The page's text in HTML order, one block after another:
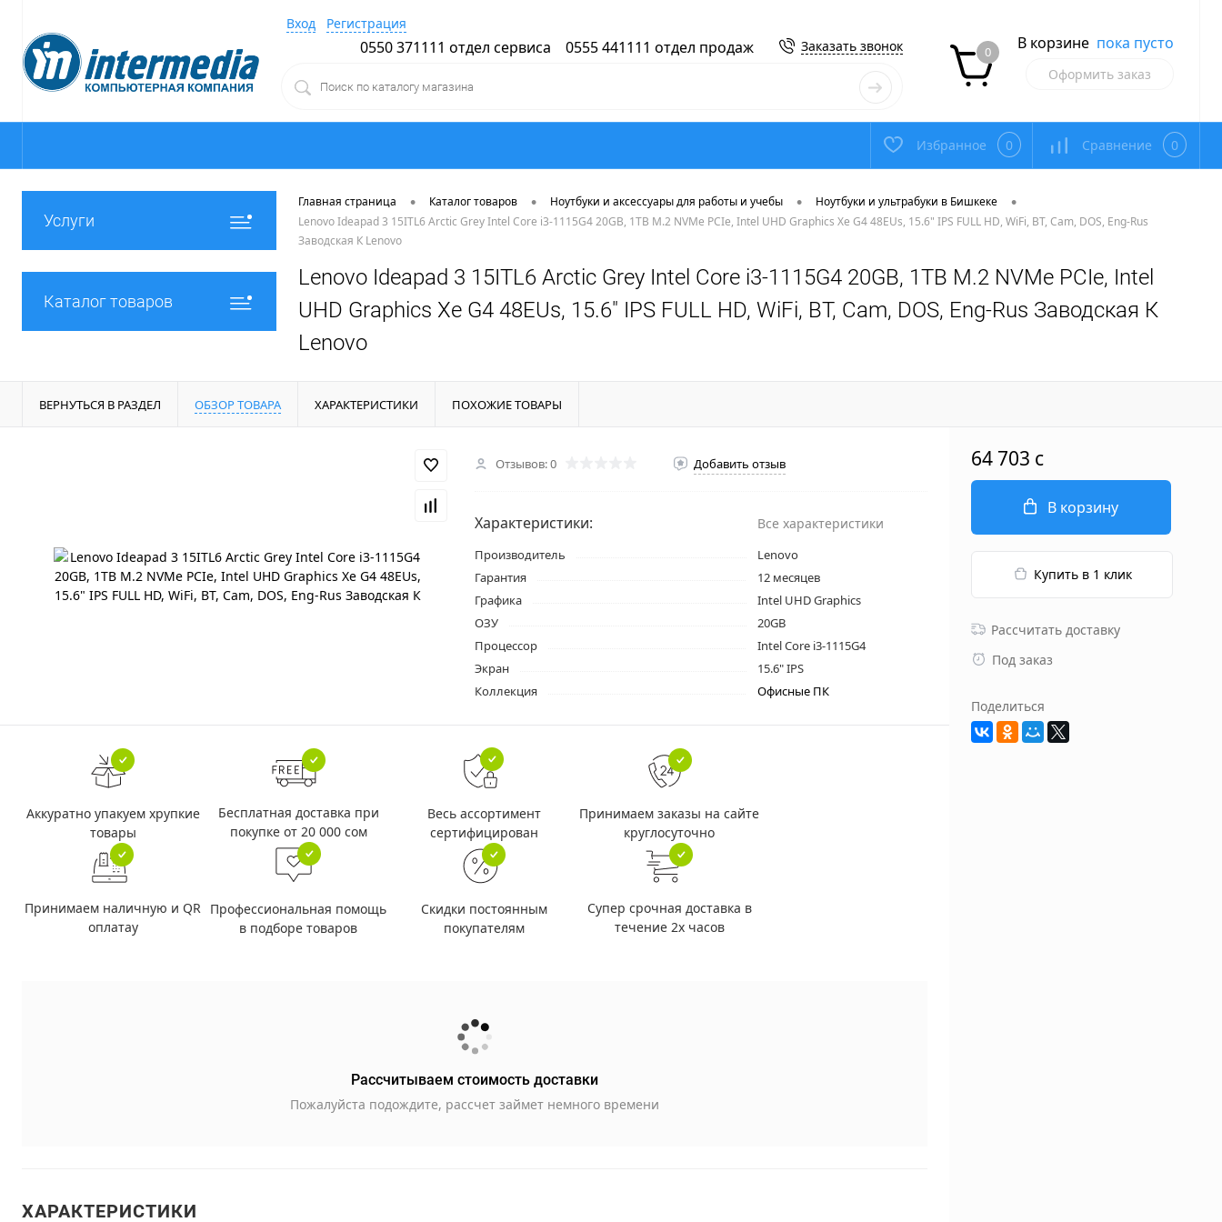
Вход Регистрация
0550 371111 отдел сервиса 0555 441111 отдел продаж Заказать звонок 0 В корзине пока пусто
Оформить заказ
Избранное 0 Сравнение 0
Услуги
Каталог товаров
Главная страница • Каталог товаров • Ноутбуки и аксессуары для работы и учебы • Ноутбуки и ультрабуки в Бишкеке •
Lenovo Ideapad 3 15ITL6 Arctic Grey Intel Core i3-1115G4 20GB, 1TB M.2 NVMe PCIe, Intel UHD Graphics Xe G4 48EUs, 15.6" IPS FULL HD, WiFi, BT, Cam, DOS, Eng-Rus
Заводская К Lenovo
Lenovo Ideapad 3 15ITL6 Arctic Grey Intel Core i3-1115G4 20GB, 1TB M.2 NVMe PCIe, Intel
UHD Graphics Xe G4 48EUs, 15.6" IPS FULL HD, WiFi, BT, Cam, DOS, Eng-Rus Заводская К
Lenovo
ВЕРНУТЬСЯ В РАЗДЕЛ ОБЗОР ТОВАРА ХАРАКТЕРИСТИКИ ПОХОЖИЕ ТОВАРЫ
Отзывов: 0 Добавить отзыв
Характеристики: Все характеристики
Производитель
Lenovo
Гарантия
12 месяцев
Графика
Intel UHD Graphics
ОЗУ
20GB
Процессор
Intel Core i3-1115G4
Экран
15.6" IPS
Коллекция
Офисные ПК
Аккуратно упакуем хрупкие
товары
Бесплатная доставка при
покупке от 20 000 сом
Весь ассортимент
сертифицирован
Принимаем заказы на сайте
круглосуточно
Принимаем наличную и QR
оплатау
Профессиональная помощь
в подборе товаров
Скидки постоянным
покупателям
Супер срочная доставка в
течение 2х часов
Рассчитываем стоимость доставки
Пожалуйста подождите, рассчет займет немного времени
ХАРАКТЕРИСТИКИ
64 703 c
В корзину
Купить в 1 клик
Рассчитать доставку
Под заказ
Поделиться